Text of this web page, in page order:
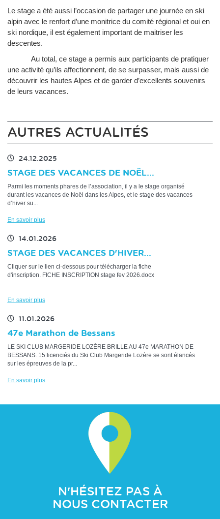
Le stage a été aussi l’occasion de partager une journée en ski
alpin avec le renfort d’une monitrice du comité régional et oui en
ski nordique, il est également important de maitriser les
descentes.
Au total, ce stage a permis aux participants de pratiquer
une activité qu’ils affectionnent, de se surpasser, mais aussi de
découvrir les hautes Alpes et de garder d’excellents souvenirs
de leurs vacances.
AUTRES ACTUALITÉS
24.12.2025
STAGE DES VACANCES DE NOËL...
Parmi les moments phares de l’association, il y a le stage organisé
durant les vacances de Noël dans les Alpes, et le stage des vacances
d’hiver su...
En savoir plus
14.01.2026
STAGE DES VACANCES D'HIVER...
Cliquer sur le lien ci-dessous pour télécharger la fiche
d'inscription. FICHE INSCRIPTION stage fev 2026.docx
En savoir plus
11.01.2026
47e Marathon de Bessans
LE SKI CLUB MARGERIDE LOZÈRE BRILLE AU 47e MARATHON DE
BESSANS. 15 licenciés du Ski Club Margeride Lozère se sont élancés
sur les épreuves de la pr...
En savoir plus
N'HÉSITEZ PAS À
NOUS CONTACTER